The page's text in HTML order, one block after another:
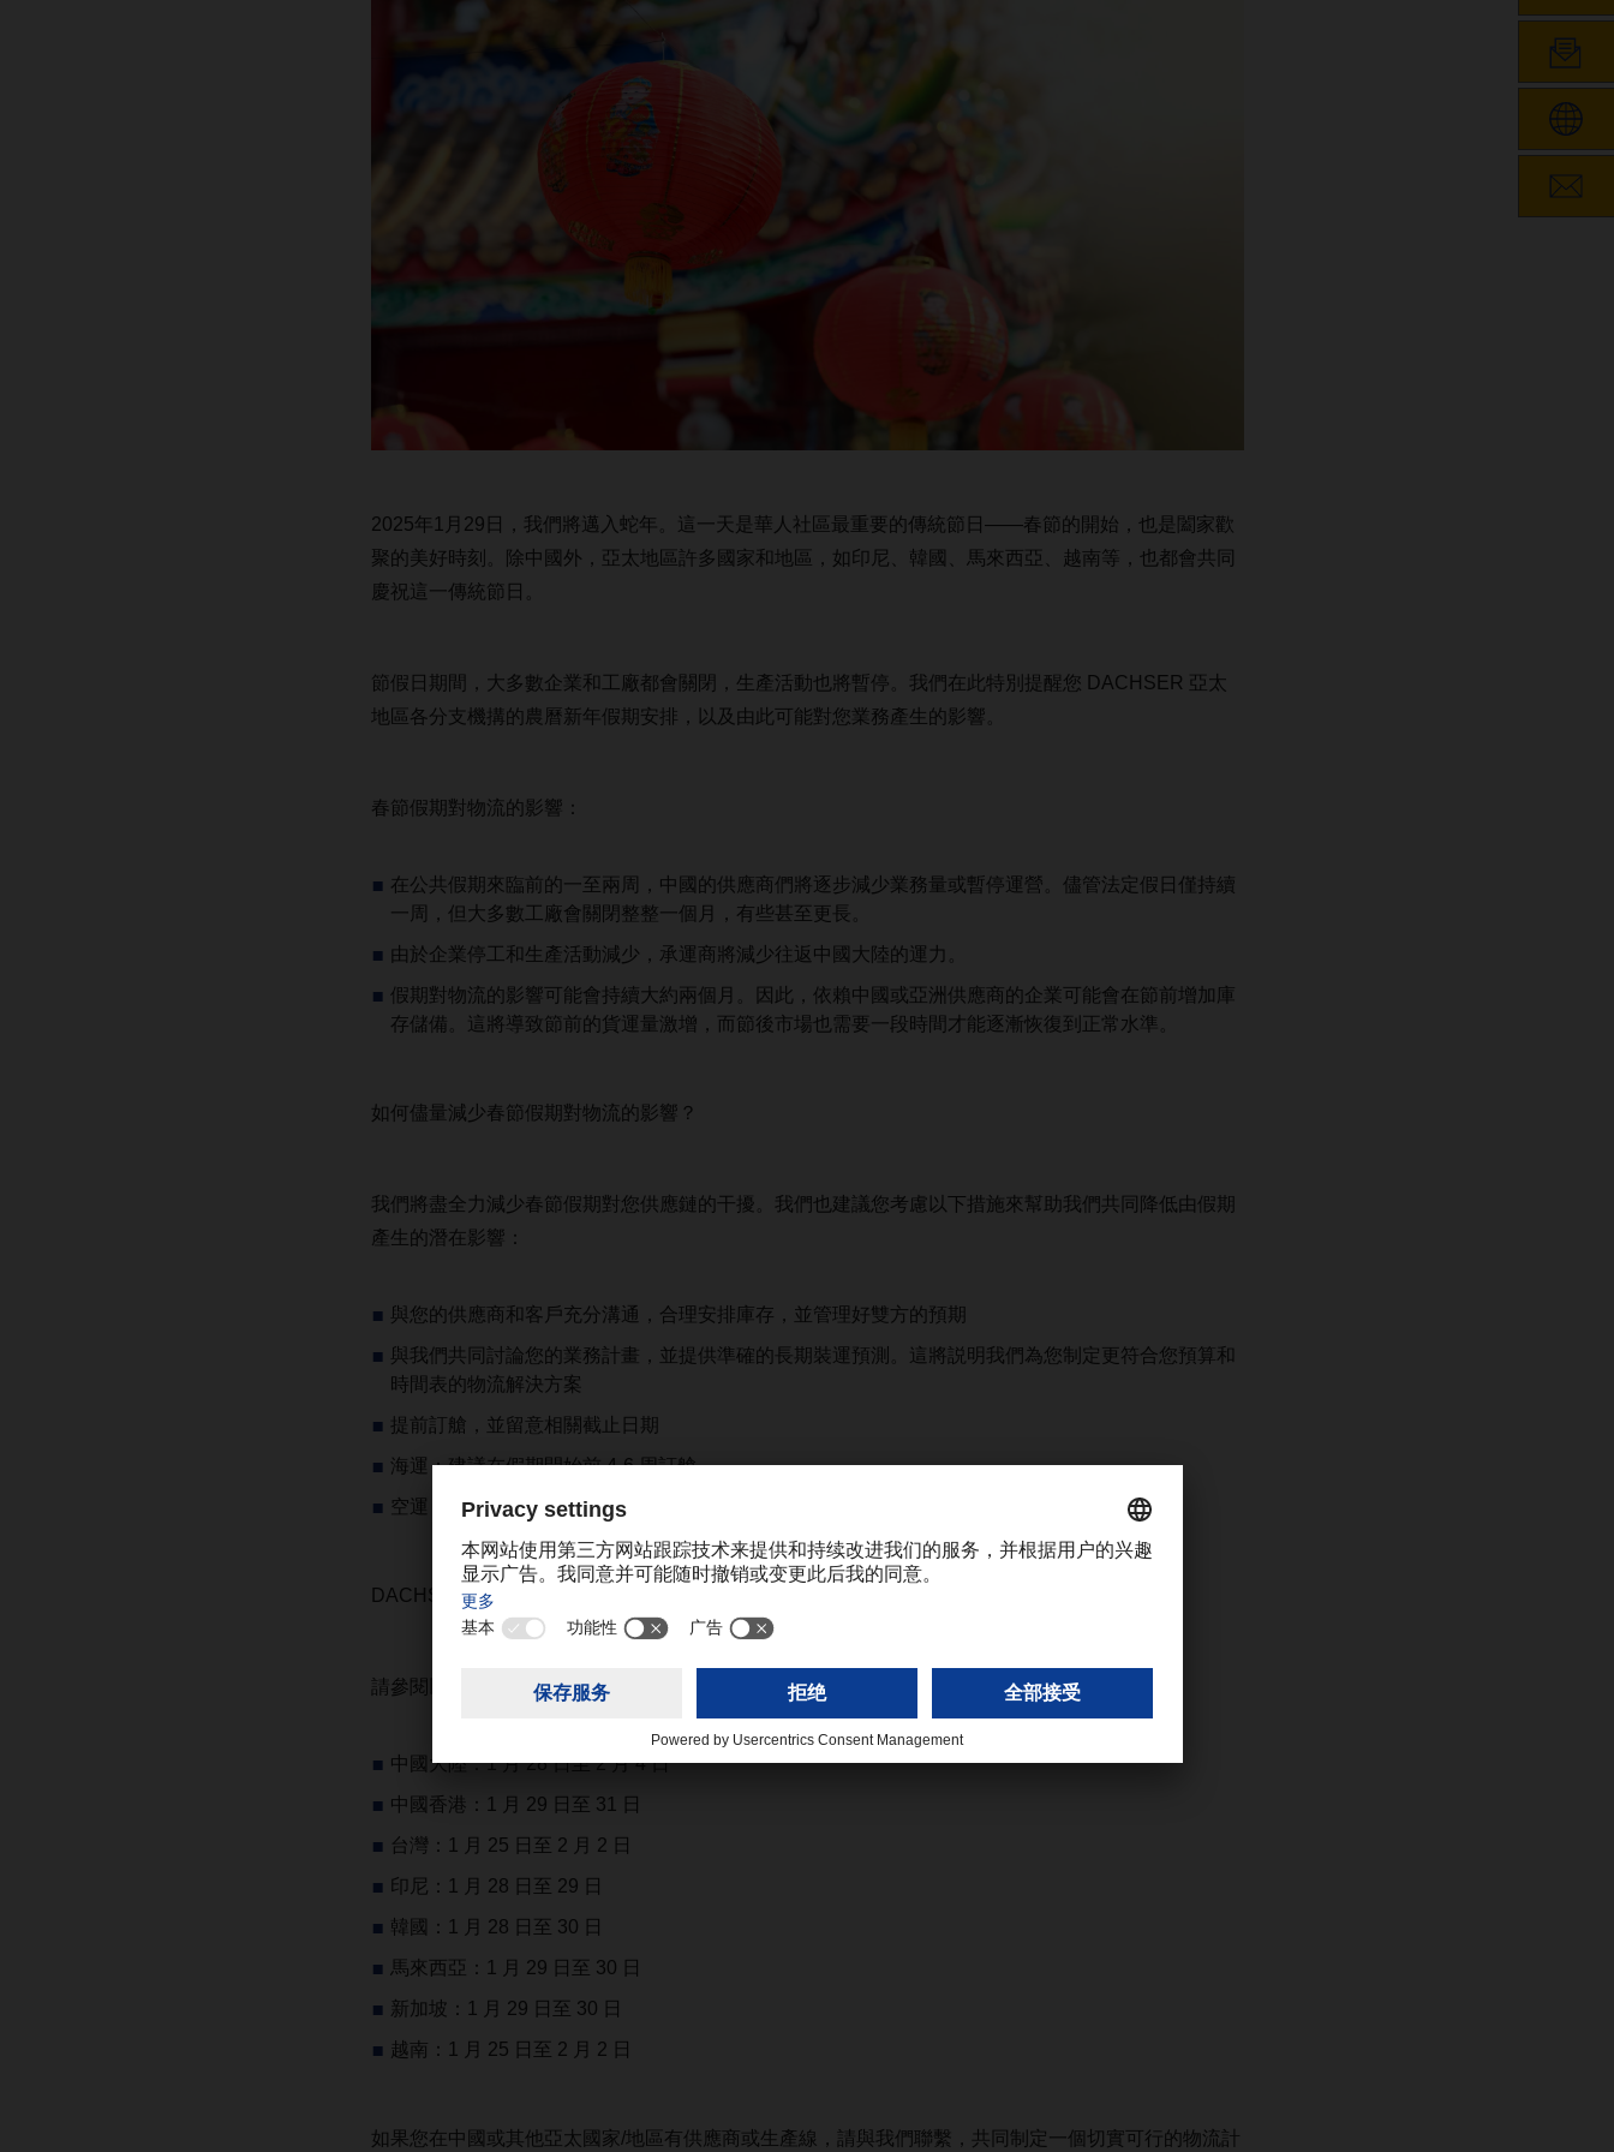
2025年1月29日，我們將邁入蛇年。這一天是華人社區最重要的傳統節日——春節的開始，也是闔家歡
聚的美好時刻。除中國外，亞太地區許多國家和地區，如印尼、韓國、馬來西亞、越南等，也都會共同
慶祝這一傳統節日。
節假日期間，大多數企業和工廠都會關閉，生產活動也將暫停。我們在此特別提醒您 DACHSER 亞太
地區各分支機搆的農曆新年假期安排，以及由此可能對您業務產生的影響。
春節假期對物流的影響：
在公共假期來臨前的一至兩周，中國的供應商們將逐步減少業務量或暫停運營。儘管法定假日僅持續
一周，但大多數工廠會關閉整整一個月，有些甚至更長。
由於企業停工和生產活動減少，承運商將減少往返中國大陸的運力。
假期對物流的影響可能會持續大約兩個月。因此，依賴中國或亞洲供應商的企業可能會在節前增加庫
存儲備。這將導致節前的貨運量激增，而節後市場也需要一段時間才能逐漸恢復到正常水準。
如何儘量減少春節假期對物流的影響？
我們將盡全力減少春節假期對您供應鏈的干擾。我們也建議您考慮以下措施來幫助我們共同降低由假期
產生的潛在影響：
與您的供應商和客戶充分溝通，合理安排庫存，並管理好雙方的預期
與我們共同討論您的業務計畫，並提供準確的長期裝運預測。這將説明我們為您制定更符合您預算和
時間表的物流解決方案
提前訂艙，並留意相關截止日期
海運：建議在假期開始前 4-6 周訂艙
空運：建議在假期開始前 1-2 周訂艙
DACHSER 空、海運物流亞太區各分支機搆節假日安排
請參閱以下國家和地區公共假期時間表，屆時 DACHSER 各分支機搆將暫停服務：
中國大陸：1 月 28 日至 2 月 4 日
中國香港：1 月 29 日至 31 日
台灣：1 月 25 日至 2 月 2 日
印尼：1 月 28 日至 29 日
韓國：1 月 28 日至 30 日
馬來西亞：1 月 29 日至 30 日
新加坡：1 月 29 日至 30 日
越南：1 月 25 日至 2 月 2 日
如果您在中國或其他亞太國家/地區有供應商或生產線，請與我們聯繫，共同制定一個切實可行的物流計